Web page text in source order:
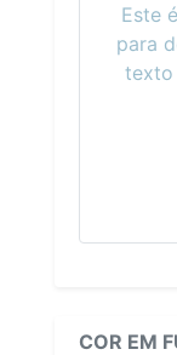
Este
para
texto
COR EM